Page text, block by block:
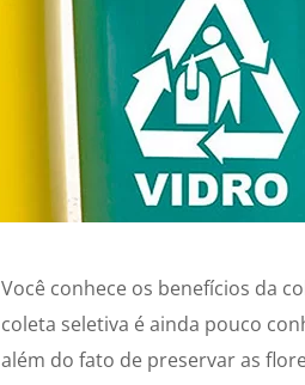
Você conhece os benefícios da
coleta seletiva é ainda pouco
além do fato de preservar as